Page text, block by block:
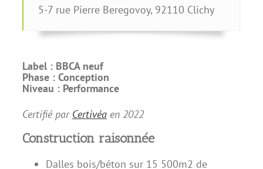
5-7 rue Pierre Beregovoy, 92110 Clichy
Label : BBCA neuf
Phase : Conception
Niveau : Performance
Certifié par Certivéaen 2022
Construction raisonnée
Dalles bois/béton sur 15 500m2 de